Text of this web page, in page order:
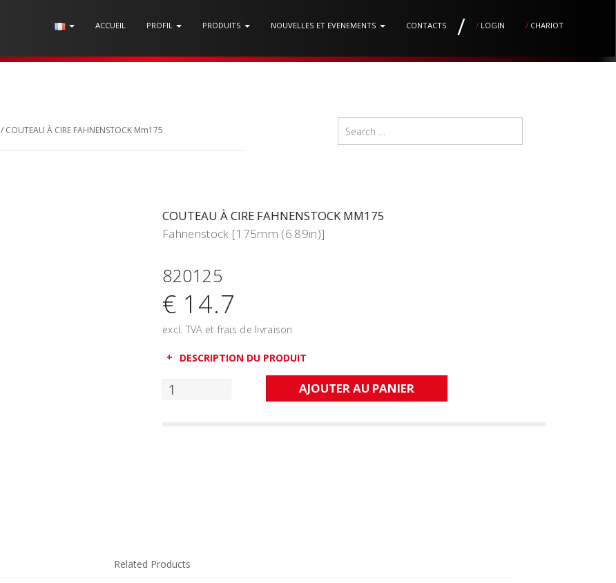
ACCUEIL PROFIL PRODUITS NOUVELLES ET EVENEMENTS CONTACTS / / LOGIN / CHARIOT
/ COUTEAU À CIRE FAHNENSTOCK Mm175
COUTEAU À CIRE FAHNENSTOCK MM175
Fahnenstock [175mm (6.89in)]
820125
€ 14.7
excl. TVA et frais de livraison
DESCRIPTION DU PRODUIT
AJOUTER AU PANIER
Related Products